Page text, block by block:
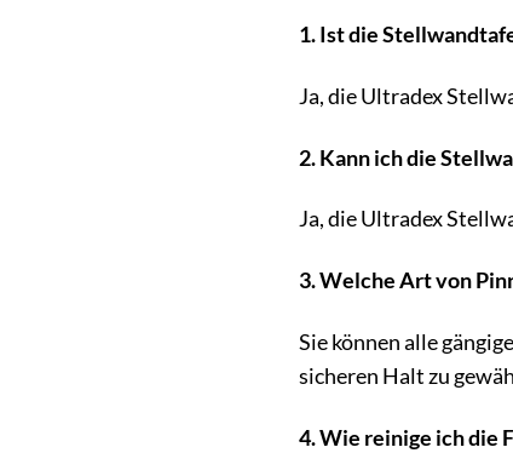
1. Ist die
Ja, die Ultradex
2. Kann ich die
Ja, die Ultradex
3. Welche Art von
Sie können alle
sicheren Halt zu
4. Wie reinige ich die